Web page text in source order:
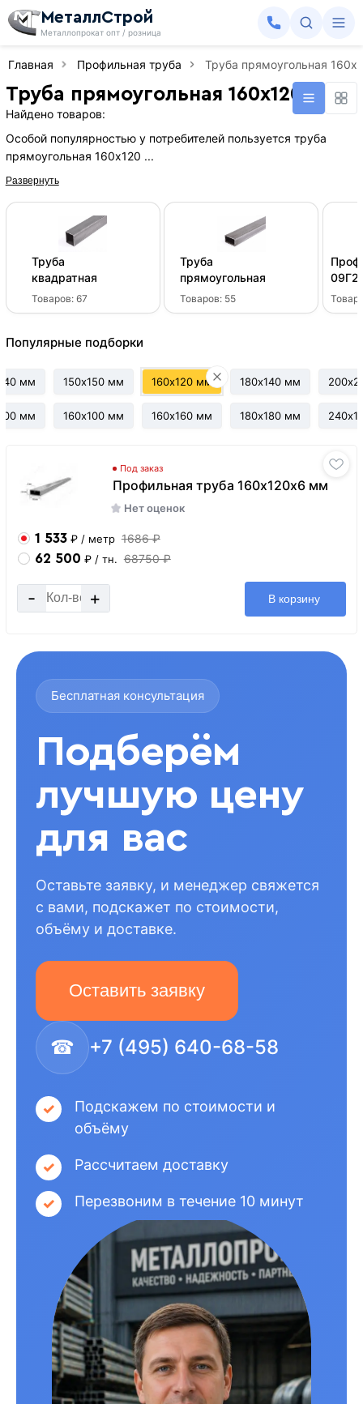
МеталлСтрой
Металлопрокат опт / розница
Главная Профильная труба Труба прямоугольная
Труба прямоугольная 160х120 мм
Найдено товаров:
Особой популярностью у потребителей пользуется труба
прямоугольная 160х120 ...
Развернуть
Труба
квадратная
Товаров:67
Труба
прямоугольная
Товаров: 55
Популярные подборки
мм
мм
150х150 мм
160х100 мм
160х120 мм
160х160 мм
180х140 мм
180х180 мм
Под заказ
Профильная труба 160х120х6 мм
Нет оценок
1 533 ₽ / метр 1686 ₽
62 500 ₽ / тн. 68750 ₽
- + В корзину
Бесплатная консультация
Подберём
лучшую цену
для вас
Оставьте заявку, и менеджер свяжется
с вами, подскажет по стоимости,
объёму и доставке.
Оставить заявку
☎ +7 (495) 640-68-58
Подскажем по стоимости и
объёму
Рассчитаем доставку
Перезвоним в течение 10 минут